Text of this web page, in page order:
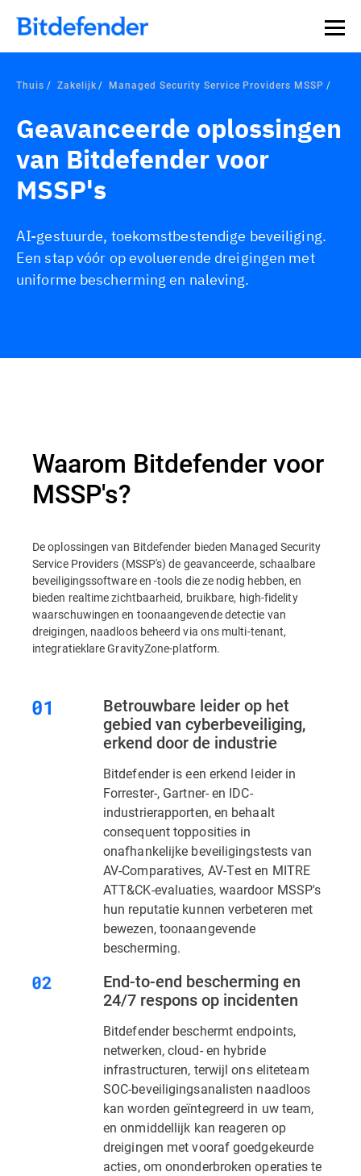
Thuis Zakelijk Managed Security Service Providers MSSP
Geavanceerde oplossingen
van Bitdefender voor
MSSP's
AI-gestuurde, toekomstbestendige beveiliging.
Een stap vóór op evoluerende dreigingen met
uniforme bescherming en naleving.
Waarom Bitdefender voor
MSSP's?
De oplossingen van Bitdefender bieden Managed Security
Service Providers (MSSP's) de geavanceerde, schaalbare
beveiligingssoftware en -tools die ze nodig hebben, en
bieden realtime zichtbaarheid, bruikbare, high-fidelity
waarschuwingen en toonaangevende detectie van
dreigingen, naadloos beheerd via ons multi-tenant,
integratieklare GravityZone-platform.
Betrouwbare leider op het
gebied van cyberbeveiliging,
erkend door de industrie
Bitdefender is een erkend leider in
Forrester-, Gartner- en IDC-
industrierapporten, en behaalt
consequent topposities in
onafhankelijke beveiligingstests van
AV-Comparatives, AV-Test en MITRE
ATT&CK-evaluaties, waardoor MSSP's
hun reputatie kunnen verbeteren met
bewezen, toonaangevende
bescherming.
End-to-end bescherming en
24/7 respons op incidenten
Bitdefender beschermt endpoints,
netwerken, cloud- en hybride
infrastructuren, terwijl ons eliteteam
SOC-beveiligingsanalisten naadloos
kan worden geïntegreerd in uw team,
en onmiddellijk kan reageren op
dreigingen met vooraf goedgekeurde
acties, om ononderbroken operaties te